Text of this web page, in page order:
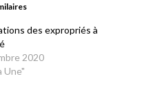
nouvelle
des expropriés à
2020
Une"